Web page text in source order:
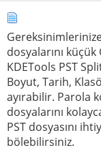
dosyalarını
KDETools PST
Boyut, Tarih,
ayırabilir. Parola
dosyalarını
PST dosyasını
bölebilirsiniz.